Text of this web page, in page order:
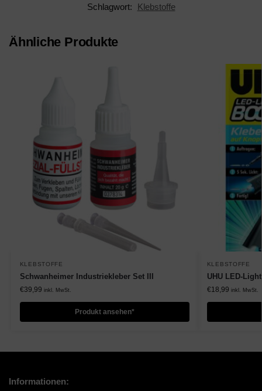
Schlagwort:
Klebstoffe
Ähnliche Produkte
KLEBSTOFFE
Schwanheimer Industriekleber Set III
€39,99 inkl. MwSt.
Produkt ansehen*
KLEBSTOFFE
UHU LED-
€18,99 inkl. MwSt.
Informationen: